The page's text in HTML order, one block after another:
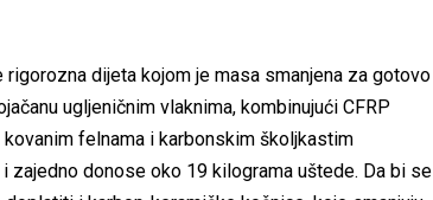
dijeta kojom je masa smanjena za gotovo
ugljeničnim vlaknima, kombinujući CFRP
felnama i karbonskim školjkastim
donose oko 19 kilograma uštede. Da bi se